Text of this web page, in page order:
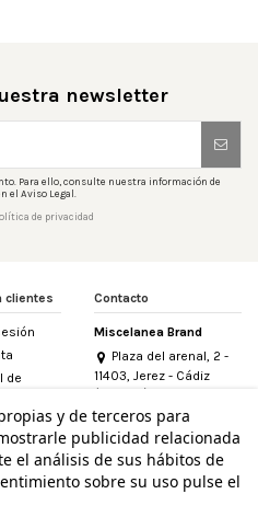
newsletter
Para ello, consulte nuestra información de
el Aviso Legal.
de privacidad
clientes
de
con
de
Contacto
Miscelanea Brand
Plaza del arenal, 2 -
11403, Jerez - Cádiz
(España)
956 155 340
info@miscelanea.online
y de terceros para
publicidad relacionada
el análisis de sus hábitos de
sobre su uso pulse el